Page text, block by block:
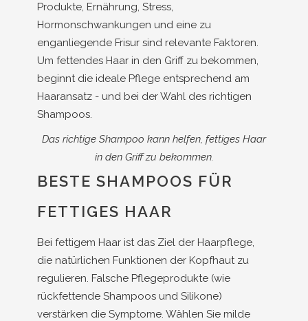
Produkte, Ernährung, Stress,
Hormonschwankungen und eine zu
enganliegende Frisur sind relevante Faktoren.
Um fettendes Haar in den Griff zu bekommen,
beginnt die ideale Pflege entsprechend am
Haaransatz - und bei der Wahl des richtigen
Shampoos.
Das richtige Shampoo kann helfen, fettiges Haar
in den Griff zu bekommen.
BESTE SHAMPOOS FÜR
FETTIGES HAAR
Bei fettigem Haar ist das Ziel der Haarpflege,
die natürlichen Funktionen der Kopfhaut zu
regulieren. Falsche Pflegeprodukte (wie
rückfettende Shampoos und Silikone)
verstärken die Symptome. Wählen Sie milde